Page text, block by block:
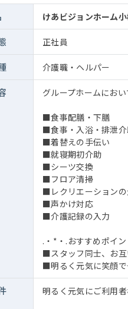
けあビジョンホーム
正社員
介護職・ヘルパー
グループホームにお
■食事配膳・下膳
■食事・入浴・排泄
■着替えの手伝い
■就寝期初介助
■シーツ交換
■フロア清掃
■レクリエーションの
■声かけ対応
■介護記録の入力
.・*・.おすすめポイ
■スタッフ同士、お互
■明るく元気に笑顔で
明るく元気にご利用